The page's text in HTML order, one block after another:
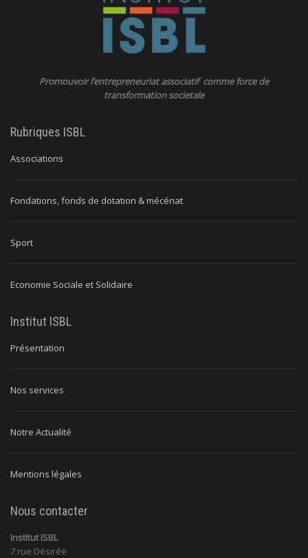
Promouvoir l’entrepreneuriat associatif comme force de
transformation societale
Rubriques ISBL
Associations
Fondations, fonds de dotation & mécénat
Sport
Economie Sociale et Solidaire
Institut ISBL
Présentation
Nos services
Notre Actualité
Mentions légales
Nous contacter
Institut ISBL
7 rue Désirée